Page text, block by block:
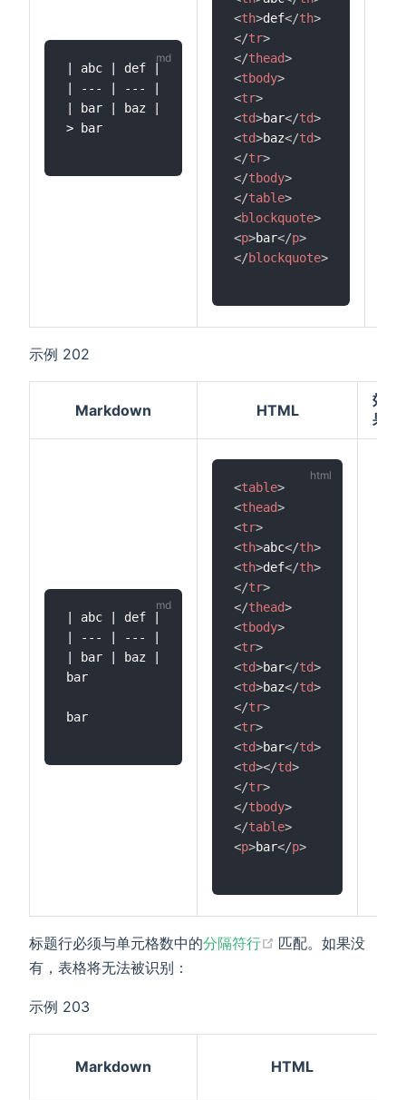
| abc | def |
| --- | --- |
| bar | baz |
> bar
<th>def</th>
</tr>
</thead>
<tbody>
<tr>
<td>bar</td>
<td>baz</td>
</tr>
</tbody>
</table>
<blockquote>
<p>bar</p>
</blockquote>
示例 202
Markdown HTML
效
果
| abc | def |
| --- | --- |
| bar | baz |
bar
bar
<table>
<thead>
<tr>
<th>abc</th>
<th>def</th>
</tr>
</thead>
<tbody>
<tr>
<td>bar</td>
<td>baz</td>
</tr>
<tr>
<td>bar</td>
<td></td>
</tr>
</tbody>
</table>
<p>bar</p>
标题行必须与单元格数中的分隔符行 (opens new
匹配。如果没
有，表格将无法被识别：
示例 203
Markdown HTML